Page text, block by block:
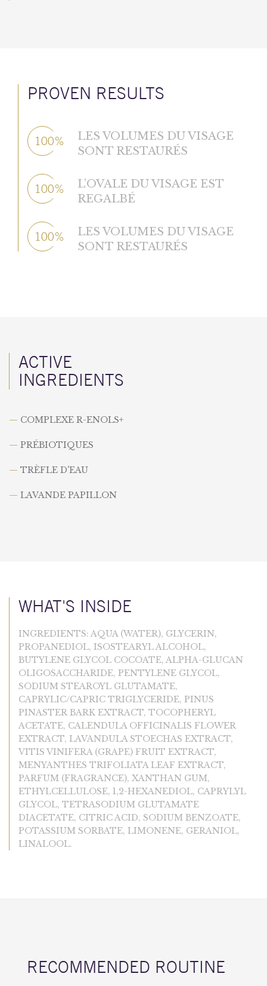
PROVEN RESULTS
100%
LES VOLUMES DU VISAGE
SONT RESTAURÉS
100%
L’OVALE DU VISAGE EST
REGALBÉ
100%
LES VOLUMES DU VISAGE
SONT RESTAURÉS
ACTIVE
INGREDIENTS
— COMPLEXE R-ENOLS+
— PRÉBIOTIQUES
— TRÈFLE D'EAU
— LAVANDE PAPILLON
WHAT'S INSIDE
INGREDIENTS: AQUA (WATER), GLYCERIN,
PROPANEDIOL, ISOSTEARYL ALCOHOL,
BUTYLENE GLYCOL COCOATE, ALPHA-GLUCAN
OLIGOSACCHARIDE, PENTYLENE GLYCOL,
SODIUM STEAROYL GLUTAMATE,
CAPRYLIC/CAPRIC TRIGLYCERIDE, PINUS
PINASTER BARK EXTRACT, TOCOPHERYL
ACETATE, CALENDULA OFFICINALIS FLOWER
EXTRACT, LAVANDULA STOECHAS EXTRACT,
VITIS VINIFERA (GRAPE) FRUIT EXTRACT,
MENYANTHES TRIFOLIATA LEAF EXTRACT,
PARFUM (FRAGRANCE), XANTHAN GUM,
ETHYLCELLULOSE, 1,2-HEXANEDIOL, CAPRYLYL
GLYCOL, TETRASODIUM GLUTAMATE
DIACETATE, CITRIC ACID, SODIUM BENZOATE,
POTASSIUM SORBATE, LIMONENE, GERANIOL,
LINALOOL.
RECOMMENDED ROUTINE